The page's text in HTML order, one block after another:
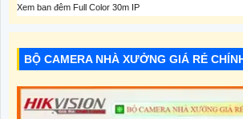
Xem ban đêm Full Color 30m IP
BỘ CAMERA NHÀ XƯỞNG GIÁ RẺ